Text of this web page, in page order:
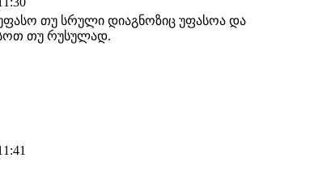
თუ სრული დიაგნოზიც უფასოა და
თუ რუსულად.